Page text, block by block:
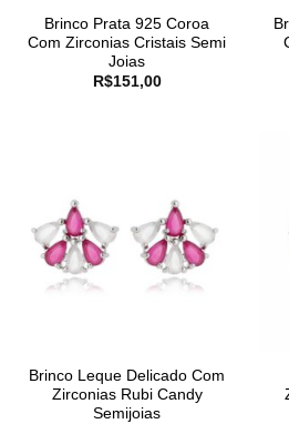
Brinco Prata 925 Coroa
Com Zirconias Cristais Semi
Joias
R$151,00
Brinco Leque Delicado Com
Zirconias Rubi Candy
Semijoias